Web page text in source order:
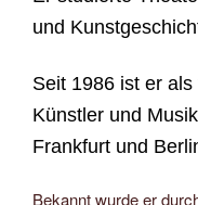
und
Seit 1986 ist er
Künstler und
Frankfurt und
Bekannt wurde er